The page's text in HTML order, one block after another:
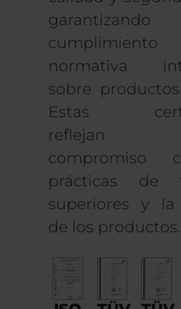
normativa
sobre
Estas
reflejan
compromiso
prácticas de
superiores y la
de los productos.